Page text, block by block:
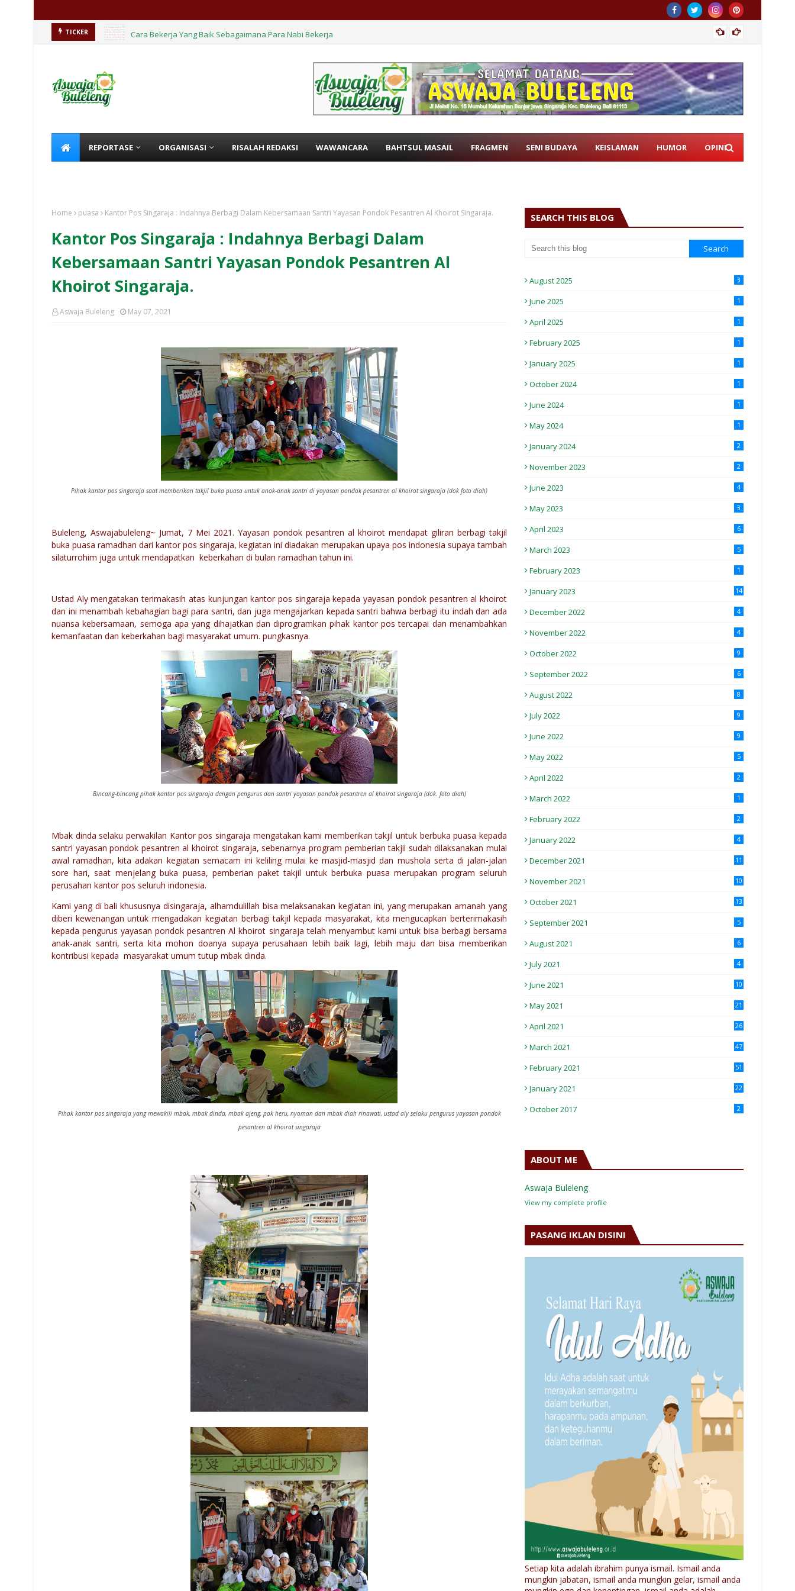
TICKER Cara Bekerja Yang Baik Sebagaimana Para Nabi Bekerja
REPORTASE ORGANISASI RISALAH REDAKSI WAWANCARA BAHTSUL MASAIL FRAGMEN SENI BUDAYA KEISLAMAN HUMOR OPINI
Home puasa Kantor Pos Singaraja : Indahnya Berbagi Dalam Kebersamaan Santri Yayasan Pondok Pesantren Al Khoirot Singaraja.
Kantor Pos Singaraja : Indahnya Berbagi Dalam
Kebersamaan Santri Yayasan Pondok Pesantren Al
Khoirot Singaraja.
Aswaja Buleleng May 07, 2021
Pihak kantor pos singaraja saat memberikan takjil buka puasa untuk anak-anak santri di yayasan pondok pesantren al khoirot singaraja (dok foto diah)
Buleleng, Aswajabuleleng~ Jumat, 7 Mei 2021. Yayasan pondok pesantren al khoirot mendapat giliran berbagi takjil
buka puasa ramadhan dari kantor pos singaraja, kegiatan ini diadakan merupakan upaya pos indonesia supaya tambah
silaturrohim juga untuk mendapatkan keberkahan di bulan ramadhan tahun ini.
Ustad Aly mengatakan terimakasih atas kunjungan kantor pos singaraja kepada yayasan pondok pesantren al khoirot
dan ini menambah kebahagian bagi para santri, dan juga mengajarkan kepada santri bahwa berbagi itu indah dan ada
nuansa kebersamaan, semoga apa yang dihajatkan dan diprogramkan pihak kantor pos tercapai dan menambahkan
kemanfaatan dan keberkahan bagi masyarakat umum. pungkasnya.
Bincang-bincang pihak kantor pos singaraja dengan pengurus dan santri yayasan pondok pesantren al khoirot singaraja (dok. foto diah)
Mbak dinda selaku perwakilan Kantor pos singaraja mengatakan kami memberikan takjil untuk berbuka puasa kepada
santri yayasan pondok pesantren al khoirot singaraja, sebenarnya program pemberian takjil sudah dilaksanakan mulai
awal ramadhan, kita adakan kegiatan semacam ini keliling mulai ke masjid-masjid dan mushola serta di jalan-jalan
sore hari, saat menjelang buka puasa, pemberian paket takjil untuk berbuka puasa merupakan program seluruh
perusahan kantor pos seluruh indonesia.
Kami yang di bali khususnya disingaraja, alhamdulillah bisa melaksanakan kegiatan ini, yang merupakan amanah yang
diberi kewenangan untuk mengadakan kegiatan berbagi takjil kepada masyarakat, kita mengucapkan berterimakasih
kepada pengurus yayasan pondok pesantren Al khoirot singaraja telah menyambut kami untuk bisa berbagi bersama
anak-anak santri, serta kita mohon doanya supaya perusahaan lebih baik lagi, lebih maju dan bisa memberikan
kontribusi kepada masyarakat umum tutup mbak dinda.
Pihak kantor pos singaraja yang mewakili mbak, mbak dinda, mbak ajeng, pak heru, nyoman dan mbak diah rinawati, ustad aly selaku pengurus yayasan pondok
pesantren al khoirot singaraja
SEARCH THIS BLOG
August 2025 3
June 2025 1
April 2025 1
February 2025 1
January 2025 1
October 2024 1
June 2024 1
May 2024 1
January 2024 2
November 2023 2
June 2023 4
May 2023 3
April 2023 6
March 2023 5
February 2023 1
January 2023 14
December 2022 4
November 2022 4
October 2022 9
September 2022 6
August 2022 8
July 2022 9
June 2022 9
May 2022 5
April 2022 2
March 2022 1
February 2022 2
January 2022 4
December 2021 11
November 2021 10
October 2021 13
September 2021 5
August 2021 6
July 2021 4
June 2021 10
May 2021 21
April 2021 26
March 2021 47
February 2021 51
January 2021 22
October 2017 2
ABOUT ME
Aswaja Buleleng
View my complete profile
PASANG IKLAN DISINI
Setiap kita adalah ibrahim punya ismail. Ismail anda
mungkin jabatan, ismail anda mungkin gelar, ismail anda